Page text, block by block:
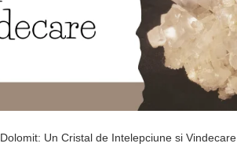
Dolomit: Un Cristal de Intelepciune si Vindecare